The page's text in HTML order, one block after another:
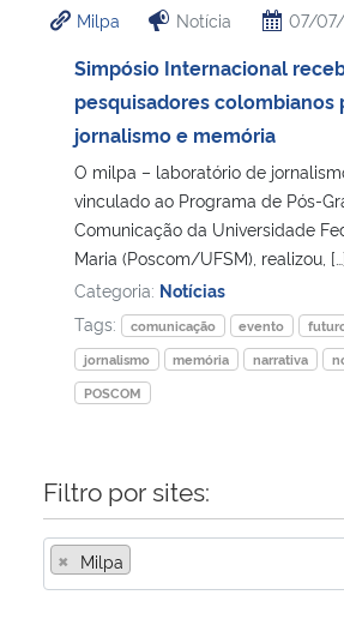
Ministério da Cidadania
Ministério da Saúde
Ministério de Minas e Energia
Ministério da Ciência, Tecnologia, Inovações e
Ministério do Turismo
Ministério do Desenvolvimento Regional
Secretaria-Geral
Milpa Notícia 07/
Simpósio Internacional
pesquisadores ​colombianos
jornalismo e memória
O milpa – laboratório de
vinculado ao Programa de Pós-
Comunicação da Universidade
Maria (Poscom/UFSM), realizou,
Categoria: Notícias
Tags:
comunicação evento
jornalismo
memória narrativa
POSCOM
Filtro por sites:
× Milpa